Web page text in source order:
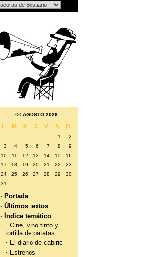
<< AGOSTO 2026
L M X J V S D
1
2
3
4 5 6 7 8
9
10
11 12 13 14 15
16
17
18 19 20 21 22
23
24
25 26 27 28 29
30
31
· Portada
· Últimos textos
· Índice temático
· Cine, vino tinto y
tortilla de patatas
· El diario de cabirio
· Estrenos